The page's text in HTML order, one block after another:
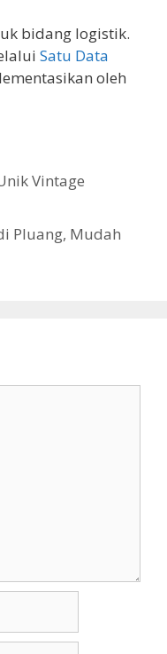
bidang logistik.
Satu Data
oleh
Vintage
Pluang, Mudah